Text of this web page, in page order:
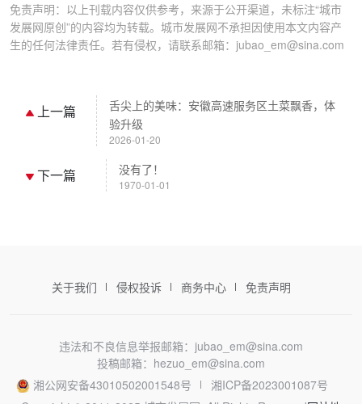
免责声明：以上刊载内容仅供参考，来源于公开渠道，未标注“城市
发展网原创”的内容均为转载。城市发展网不承担因使用本文内容产
生的任何法律责任。若有侵权，请联系邮箱：jubao_em@sina.com
上一篇
舌尖上的美味：安徽高速服务区土菜飘香，体
验升级
2026-01-20
下一篇 没有了！
1970-01-01
关于我们 侵权投诉 商务中心 免责声明
违法和不良信息举报邮箱：jubao_em@sina.com
投稿邮箱：hezuo_em@sina.com
湘公网安备43010502001548号
湘ICP备2023001087号